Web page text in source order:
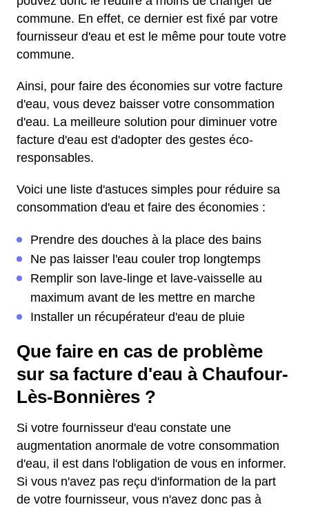
commune. En effet, ce dernier est fixé par votre
fournisseur d'eau et est le même pour toute votre
commune.
Ainsi, pour faire des économies sur votre facture
d'eau, vous devez baisser votre consommation
d'eau. La meilleure solution pour diminuer votre
facture d'eau est d'adopter des gestes éco-
responsables.
Voici une liste d'astuces simples pour réduire sa
consommation d'eau et faire des économies :
Prendre des douches à la place des bains
Ne pas laisser l'eau couler trop longtemps
Remplir son lave-linge et lave-vaisselle au
maximum avant de les mettre en marche
Installer un récupérateur d'eau de pluie
Que faire en cas de problème
sur sa facture d'eau à Chaufour-
Lès-Bonnières ?
Si votre fournisseur d'eau constate une
augmentation anormale de votre consommation
d'eau, il est dans l'obligation de vous en informer.
Si vous n'avez pas reçu d'information de la part
de votre fournisseur, vous n'avez donc pas à